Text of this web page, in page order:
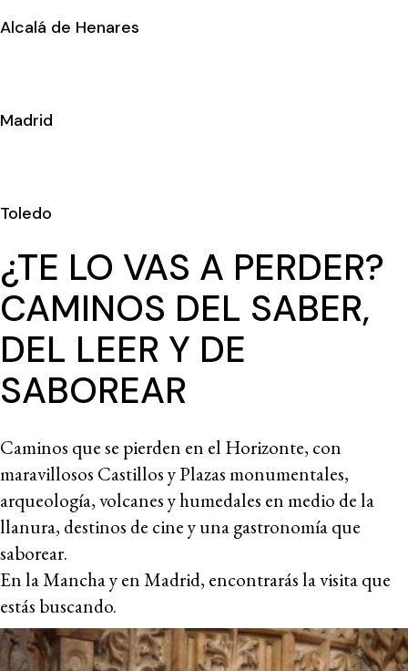
Alcalá de Henares
Madrid
Toledo
¿TE LO VAS A PERDER?
CAMINOS DEL SABER,
DEL LEER Y DE
SABOREAR
Caminos que se pierden en el Horizonte, con
maravillosos Castillos y Plazas monumentales,
arqueología, volcanes y humedales en medio de la
llanura, destinos de cine y una gastronomía que
saborear.
En la Mancha y en Madrid, encontrarás la visita que
estás buscando.